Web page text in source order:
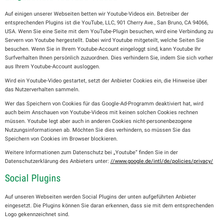
Auf einigen unserer Webseiten betten wir Youtube-Videos ein. Betreiber der
entsprechenden Plugins ist die YouTube, LLC, 901 Cherry Ave., San Bruno, CA 94066,
USA. Wenn Sie eine Seite mit dem YouTube-Plugin besuchen, wird eine Verbindung zu
Servern von Youtube hergestellt. Dabei wird Youtube mitgeteilt, welche Seiten Sie
besuchen. Wenn Sie in Ihrem Youtube-Account eingeloggt sind, kann Youtube Ihr
Surfverhalten Ihnen persönlich zuzuordnen. Dies verhindern Sie, indem Sie sich vorher
aus Ihrem Youtube-Account ausloggen.
Wird ein Youtube-Video gestartet, setzt der Anbieter Cookies ein, die Hinweise über
das Nutzerverhalten sammeln.
Wer das Speichern von Cookies für das Google-Ad-Programm deaktiviert hat, wird
auch beim Anschauen von Youtube-Videos mit keinen solchen Cookies rechnen
müssen. Youtube legt aber auch in anderen Cookies nicht-personenbezogene
Nutzungsinformationen ab. Möchten Sie dies verhindern, so müssen Sie das
Speichern von Cookies im Browser blockieren.
Weitere Informationen zum Datenschutz bei „Youtube“ finden Sie in der
Datenschutzerklärung des Anbieters unter: //www.google.de/intl/de/policies/privacy/
Social Plugins
Auf unseren Webseiten werden Social Plugins der unten aufgeführten Anbieter
eingesetzt. Die Plugins können Sie daran erkennen, dass sie mit dem entsprechenden
Logo gekennzeichnet sind.